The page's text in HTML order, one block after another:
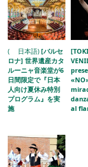
( 日本語)[バルセ
ロナ] 世界遺産カタ
ルーニャ音楽堂が6
日間限定で『日本
人向け夏休み特別
プログラム』を実
施
al